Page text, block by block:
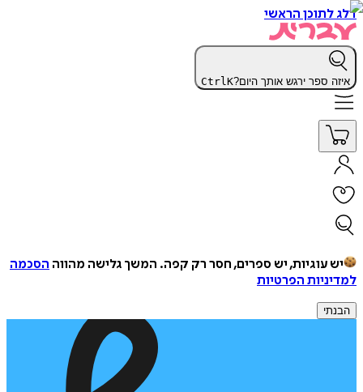
דלג לתוכן הראשי
איזה ספר ירגש אותך היום? CtrlK
יש עוגיות, יש ספרים, חסר רק קפה. המשך גלישה מהווה הסכמה
למדיניות הפרטיות
הבנתי